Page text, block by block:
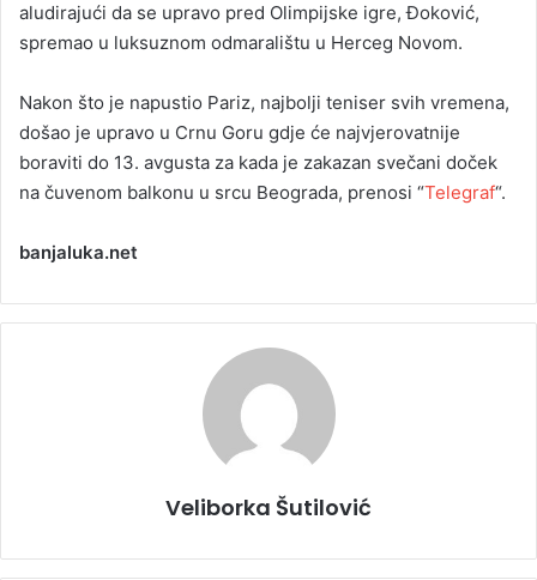
aludirajući da se upravo pred Olimpijske igre, Đoković,
spremao u luksuznom odmaralištu u Herceg Novom.
Nakon što je napustio Pariz, najbolji teniser svih vremena,
došao je upravo u Crnu Goru gdje će najvjerovatnije
boraviti do 13. avgusta za kada je zakazan svečani doček
na čuvenom balkonu u srcu Beograda, prenosi “Telegraf“.
banjaluka.net
Veliborka Šutilović